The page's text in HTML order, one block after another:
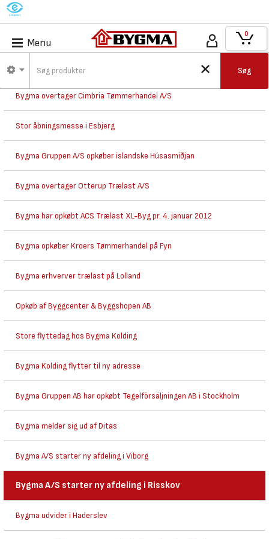
M
Menu
Søg
0
Bygma overtager H.O. Birksted A/S
Bygma overtager Cimbria Tømmerhandel A/S
Stor åbningsmesse i Esbjerg
Bygma Gruppen A/S opkøber islandske Húsasmiðjan
Bygma overtager Otterup Trælast A/S
Bygma har opkøbt ACS Trælast XL-Byg pr. 4. januar 2012
Bygma opkøber Kroers Tømmerhandel på Fyn
Bygma erhverver trælast på Lolland
Opkøb af Byggcenter & Byggshopen AB
Store flyttedag hos Bygma Kolding
Bygma Kolding flytter til ny adresse
Bygma Gruppen AB har opkøbt Tegelförsäljningen AB i Stockholm
Bygma melder sig ud af Ditas
Bygma A/S starter ny afdeling i Viborg
Bygma A/S starter ny afdeling i Risskov
Bygma udvider i Haderslev